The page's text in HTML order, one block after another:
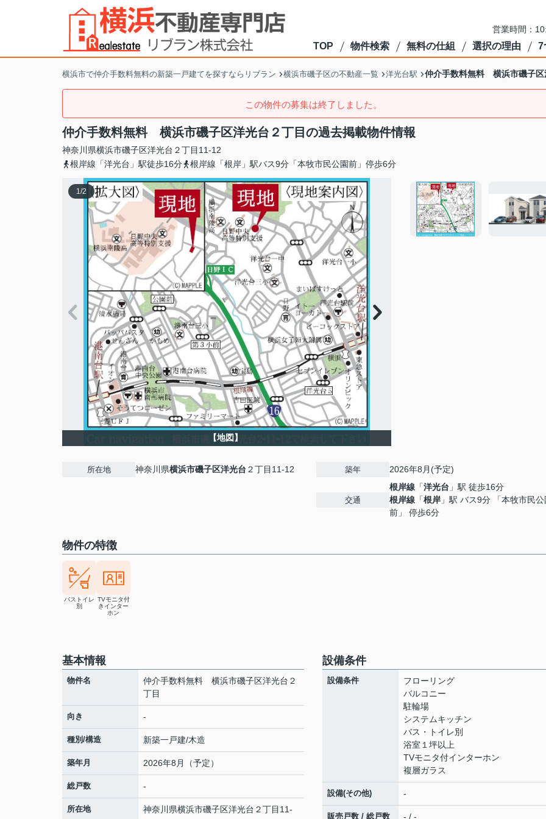
営業時間：
TOP 物件検索 無料の仕組 選択の理由 7
横浜市で仲介手数料無料の新築一戸建てを探すならリブラン 横浜市磯子区の不動産一覧 洋光台駅 仲介手数料無料 横浜市磯子区
この物件の募集は終了しました。
仲介手数料無料 横浜市磯子区洋光台２丁目の過去掲載物件情報
神奈川県横浜市磯子区洋光台 ２丁目11-12
根岸線「洋光台」駅徒歩16分
根岸線「根岸」駅バス9分「本牧市民公園前」停歩6分
1/2
【地図】
所在地 神奈川県横浜市磯子区洋光台 ２丁目11-12 築年 2026年8月(予定)
交通
根岸線 「洋光台 」駅 徒歩16分
根岸線 「根岸 」駅 バス9分 「本牧市民公
前」 停歩6分
物件の特徴
バストイレ
別
TVモニタ付
きインター
ホン
基本情報
物件名
仲介手数料無料 横浜市磯子区洋光台２
丁目
向き -
種別/構造 新築一戸建/木造
築年月 2026年8月（予定）
総戸数 -
所在地 神奈川県横浜市磯子区洋光台 ２丁目11-
設備条件
設備条件
フローリング
バルコニー
駐輪場
システムキッチン
バス・トイレ別
浴室１坪以上
TVモニタ付インターホン
複層ガラス
設備(その他) -
販売戸数 / 総戸数 - / -